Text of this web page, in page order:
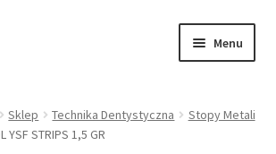
Menu
Sklep Technika Dentystyczna
Stopy Metali
YSF STRIPS 1,5 GR